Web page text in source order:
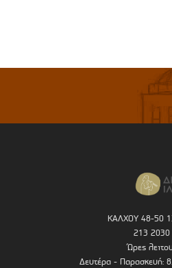
ΚΑΛΧΟΥ 48-50
213
Ώρες
Δευτέρα - Παρασκευή: